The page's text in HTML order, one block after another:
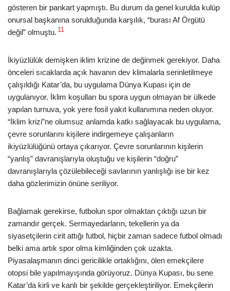
gösteren bir pankart yapmıştı. Bu durum da genel kurulda kulüp
onursal başkanına sorulduğunda karşılık, “burası Af Örgütü
değil” olmuştu. 11
İkiyüzlülük demişken iklim krizine de değinmek gerekiyor. Daha
önceleri sıcaklarda açık havanın dev klimalarla serinletilmeye
çalışıldığı Katar’da, bu uygulama Dünya Kupası için de
uygulanıyor. İklim koşulları bu spora uygun olmayan bir ülkede
yapılan turnuva, yok yere fosil yakıt kullanımına neden oluyor.
“İklim krizi”ne olumsuz anlamda katkı sağlayacak bu uygulama,
çevre sorunlarını kişilere indirgemeye çalışanların
ikiyüzlülüğünü ortaya çıkarıyor. Çevre sorunlarının kişilerin
“yanlış” davranışlarıyla oluştuğu ve kişilerin “doğru”
davranışlarıyla çözülebileceği savlarının yanlışlığı ise bir kez
daha gözlerimizin önüne seriliyor.
Bağlamak gerekirse, futbolun spor olmaktan çıktığı uzun bir
zamandır gerçek. Sermayedarların, tekellerin ya da
siyasetçilerin cirit attığı futbol, hiçbir zaman sadece futbol olmadı
belki ama artık spor olma kimliğinden çok uzakta.
Piyasalaşmanın dinci gericilikle ortaklığını, ölen emekçilere
otopsi bile yapılmayışında görüyoruz. Dünya Kupası, bu sene
Katar’da kirli ve kanlı bir şekilde gerçekleştiriliyor. Emekçilerin